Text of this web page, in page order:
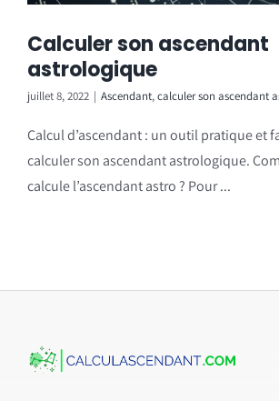
Calculer son ascendant
astrologique
juillet 8, 2022 | Ascendant,calculer son ascendant
Calcul d’ascendant : un outil pratique et
calculer son ascendant astrologique.
calcule l’ascendant astro ? Pour ...